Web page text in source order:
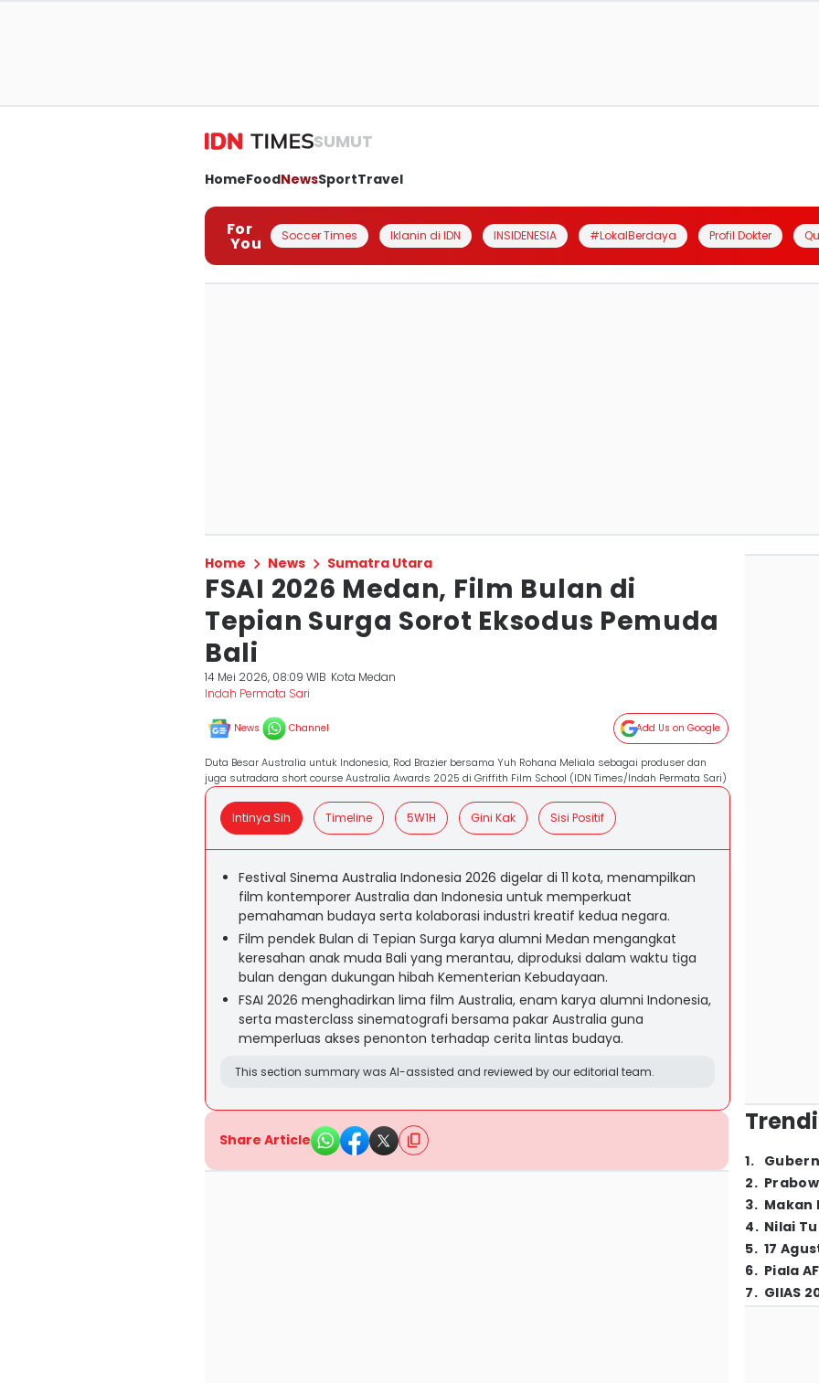
SUMUT
HomeFoodNewsSportTravel
For
You Soccer Times Iklanin di IDN INSIDENESIA #LokalBerdaya Profil Dokter
Home News Sumatra Utara
FSAI 2026 Medan, Film Bulan di
Tepian Surga Sorot Eksodus Pemuda
Bali
14 Mei 2026, 08:09 WIB Kota Medan
Indah Permata Sari
News Channel Add Us on Google
Duta Besar Australia untuk Indonesia, Rod Brazier bersama Yuh Rohana Meliala sebagai produser dan
juga sutradara short course Australia Awards 2025 di Griffith Film School (IDN Times/Indah Permata Sari)
Intinya Sih Timeline 5W1H Gini Kak Sisi Positif
Festival Sinema Australia Indonesia 2026 digelar di 11 kota, menampilkan
film kontemporer Australia dan Indonesia untuk memperkuat
pemahaman budaya serta kolaborasi industri kreatif kedua negara.
Film pendek Bulan di Tepian Surga karya alumni Medan mengangkat
keresahan anak muda Bali yang merantau, diproduksi dalam waktu tiga
bulan dengan dukungan hibah Kementerian Kebudayaan.
FSAI 2026 menghadirkan lima film Australia, enam karya alumni Indonesia,
serta masterclass sinematografi bersama pakar Australia guna
memperluas akses penonton terhadap cerita lintas budaya.
This section summary was AI-assisted and reviewed by our editorial team.
Share Article
1.
2.
3. Makan
4. Nilai
5. 17
6. Piala
7. GIIAS